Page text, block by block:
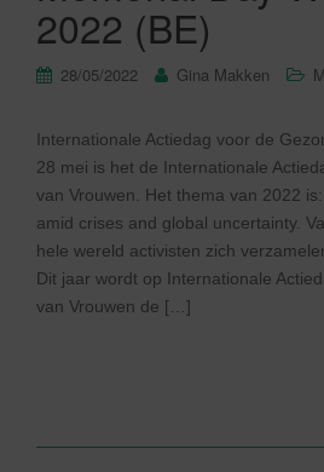
2022 (BE)
28/05/2022 Gina Makken
Internationale Actiedag voor de
28 mei is het de Internationale
van Vrouwen. Het thema van 2022
amid crises and global uncertainty.
hele wereld activisten zich
Dit jaar wordt op Internationale
van Vrouwen de […]